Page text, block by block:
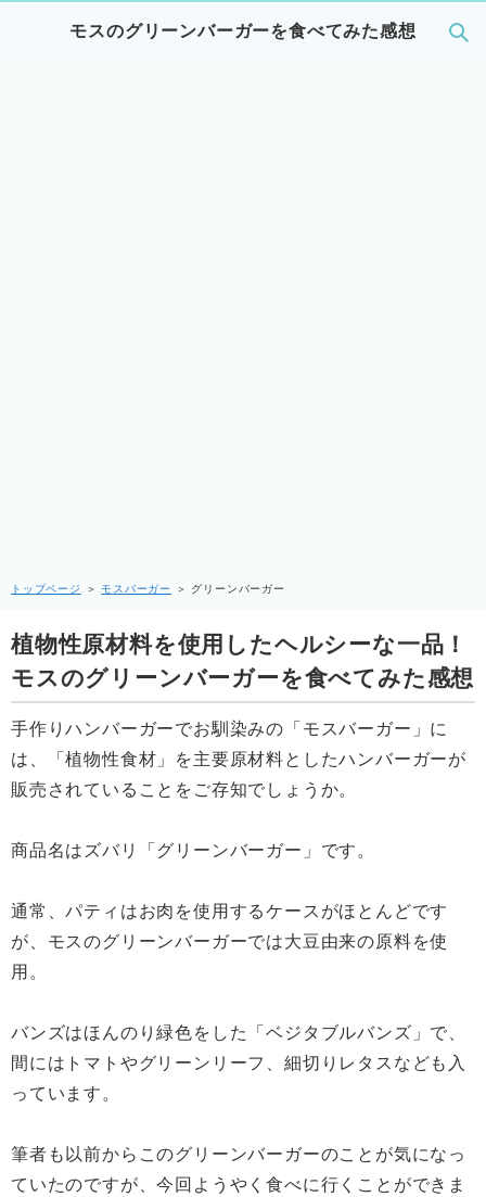
モスのグリーンバーガーを食べてみた感想
トップページ ＞モスバーガー ＞ グリーンバーガー
植物性原材料を使用したヘルシーな一品！
モスのグリーンバーガーを食べてみた感想
手作りハンバーガーでお馴染みの「モスバーガー」に
は、「植物性食材」を主要原材料としたハンバーガーが
販売されていることをご存知でしょうか。
商品名はズバリ「グリーンバーガー」です。
通常、パティはお肉を使用するケースがほとんどです
が、モスのグリーンバーガーでは大豆由来の原料を使
用。
バンズはほんのり緑色をした「ベジタブルバンズ」で、
間にはトマトやグリーンリーフ、細切りレタスなども入
っています。
筆者も以前からこのグリーンバーガーのことが気になっ
ていたのですが、今回ようやく食べに行くことができま